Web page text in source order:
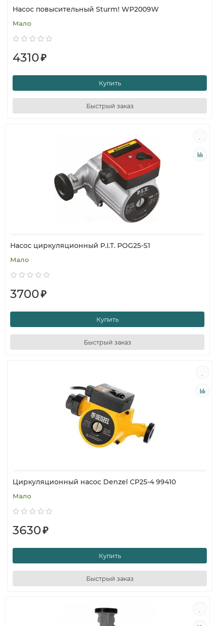
Насос повысительный Sturm! WP2009W
Мало
4310₽
Купить
Быстрый заказ
Насос циркуляционный P.I.T. POG25-S1
Мало
3700₽
Купить
Быстрый заказ
Циркуляционный насос Denzel CP25-4 99410
Мало
3630₽
Купить
Быстрый заказ